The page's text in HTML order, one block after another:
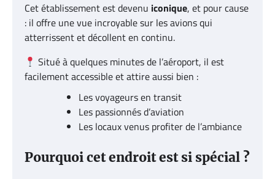
Cet établissement est devenu iconique, et pour cause
: il offre une vue incroyable sur les avions qui
atterrissent et décollent en continu.
Situé à quelques minutes de l’aéroport, il est
facilement accessible et attire aussi bien :
Les voyageurs en transit
Les passionnés d’aviation
Les locaux venus profiter de l’ambiance
Pourquoi cet endroit est si spécial ?